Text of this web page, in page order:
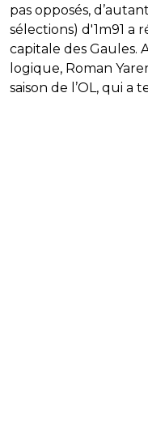
pas opposés,
sélections) d'1m91 a
capitale des Gaules.
logique, Roman
saison de l’OL, qui a